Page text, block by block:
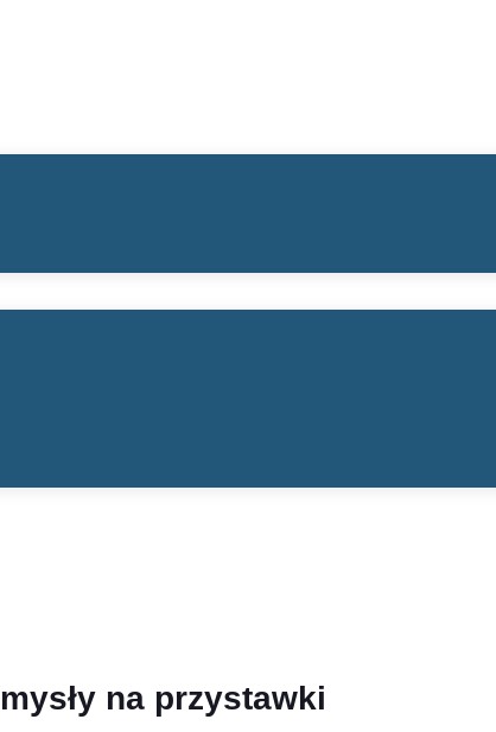
na przystawki